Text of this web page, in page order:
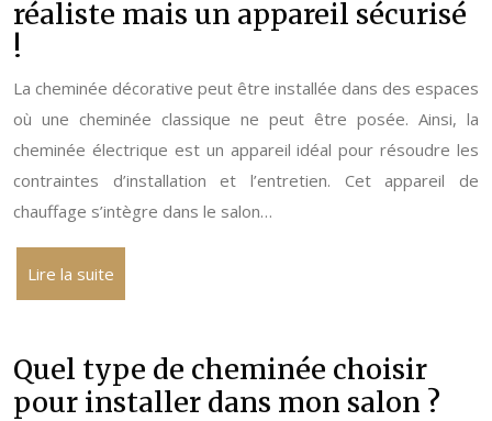
réaliste mais un appareil sécurisé
!
La cheminée décorative peut être installée dans des espaces
où une cheminée classique ne peut être posée. Ainsi, la
cheminée électrique est un appareil idéal pour résoudre les
contraintes d’installation et l’entretien. Cet appareil de
chauffage s’intègre dans le salon…
Lire la suite
Quel type de cheminée choisir
pour installer dans mon salon ?